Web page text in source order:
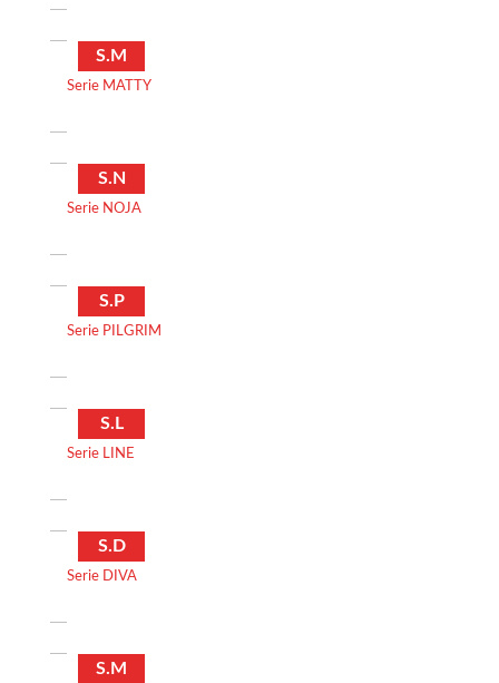
S.M
Serie MATTY
S.N
Serie NOJA
S.P
Serie PILGRIM
S.L
Serie LINE
S.D
Serie DIVA
S.M